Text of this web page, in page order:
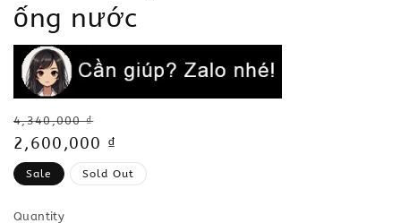
ống nước
Regular
price
4,340,000 ₫
Sale
price
2,600,000 ₫
Sale Sold Out
Quantity